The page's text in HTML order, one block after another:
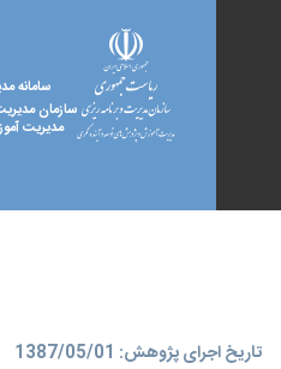
سامانه
سازمان
مدیریت
تاریخ اجرای پژوهش: 1387/05/01